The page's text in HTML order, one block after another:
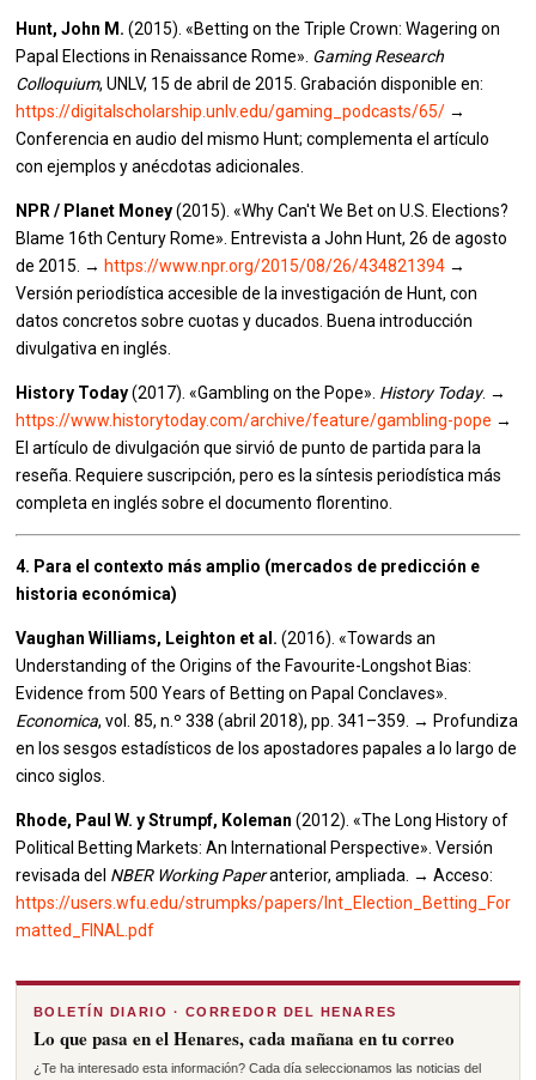
Hunt, John M. (2015). «Betting on the Triple Crown: Wagering on
Papal Elections in Renaissance Rome». Gaming Research
Colloquium, UNLV, 15 de abril de 2015. Grabación disponible en:
https://digitalscholarship.unlv.edu/gaming_podcasts/65/ →
Conferencia en audio del mismo Hunt; complementa el artículo
con ejemplos y anécdotas adicionales.
NPR / Planet Money(2015). «Why Can't We Bet on U.S. Elections?
Blame 16th Century Rome». Entrevista a John Hunt, 26 de agosto
de 2015. → https://www.npr.org/2015/08/26/434821394 →
Versión periodística accesible de la investigación de Hunt, con
datos concretos sobre cuotas y ducados. Buena introducción
divulgativa en inglés.
History Today(2017). «Gambling on the Pope». History Today. →
https://www.historytoday.com/archive/feature/gambling-pope →
El artículo de divulgación que sirvió de punto de partida para la
reseña. Requiere suscripción, pero es la síntesis periodística más
completa en inglés sobre el documento florentino.
4. Para el contexto más amplio (mercados de predicción e
historia económica)
Vaughan Williams, Leighton et al. (2016). «Towards an
Understanding of the Origins of the Favourite-Longshot Bias:
Evidence from 500 Years of Betting on Papal Conclaves».
Economica, vol. 85, n.º 338 (abril 2018), pp. 341–359. → Profundiza
en los sesgos estadísticos de los apostadores papales a lo largo de
cinco siglos.
Rhode, Paul W. y Strumpf, Koleman (2012). «The Long History of
Political Betting Markets: An International Perspective». Versión
revisada del NBER Working Paperanterior, ampliada. → Acceso:
https://users.wfu.edu/strumpks/papers/Int_Election_Betting_For
matted_FINAL.pdf
BOLETÍN DIARIO · CORREDOR DEL HENARES
Lo que pasa en el Henares, cada mañana en tu correo
¿Te ha interesado esta información? Cada día seleccionamos las noticias del